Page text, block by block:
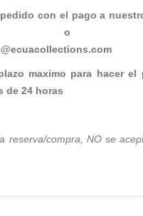
con el pago a
o
maximo para hacer el
de 24 horas
reserva/compra, NO se